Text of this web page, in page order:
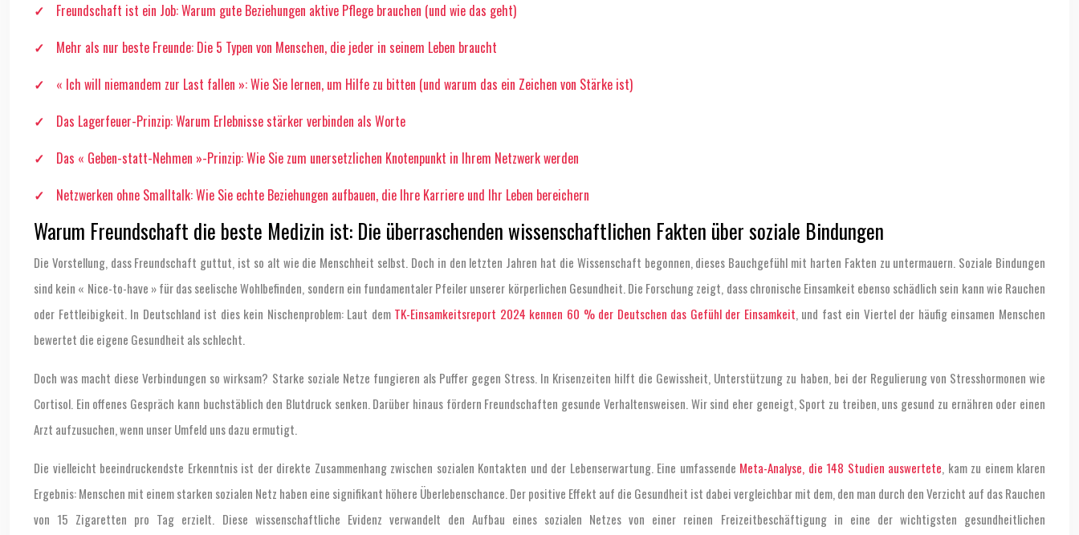
Freundschaft ist ein Job: Warum gute Beziehungen aktive Pflege brauchen (und wie das geht)
Mehr als nur beste Freunde: Die 5 Typen von Menschen, die jeder in seinem Leben braucht
« Ich will niemandem zur Last fallen »: Wie Sie lernen, um Hilfe zu bitten (und warum das ein Zeichen von Stärke ist)
Das Lagerfeuer-Prinzip: Warum Erlebnisse stärker verbinden als Worte
Das « Geben-statt-Nehmen »-Prinzip: Wie Sie zum unersetzlichen Knotenpunkt in Ihrem Netzwerk werden
Netzwerken ohne Smalltalk: Wie Sie echte Beziehungen aufbauen, die Ihre Karriere und Ihr Leben bereichern
Warum Freundschaft die beste Medizin ist: Die überraschenden wissenschaftlichen Fakten über soziale Bindungen
Die Vorstellung, dass Freundschaft guttut, ist so alt wie die Menschheit selbst. Doch in den letzten Jahren hat die Wissenschaft begonnen, dieses Bauchgefühl mit harten Fakten zu untermauern. Soziale Bindungen
sind kein « Nice-to-have » für das seelische Wohlbefinden, sondern ein fundamentaler Pfeiler unserer körperlichen Gesundheit. Die Forschung zeigt, dass chronische Einsamkeit ebenso schädlich sein kann wie Rauchen
oder Fettleibigkeit. In Deutschland ist dies kein Nischenproblem: Laut dem TK-Einsamkeitsreport 2024 kennen 60 % der Deutschen das Gefühl der Einsamkeit, und fast ein Viertel der häufig einsamen Menschen
bewertet die eigene Gesundheit als schlecht.
Doch was macht diese Verbindungen so wirksam? Starke soziale Netze fungieren als Puffer gegen Stress. In Krisenzeiten hilft die Gewissheit, Unterstützung zu haben, bei der Regulierung von Stresshormonen wie
Cortisol. Ein offenes Gespräch kann buchstäblich den Blutdruck senken. Darüber hinaus fördern Freundschaften gesunde Verhaltensweisen. Wir sind eher geneigt, Sport zu treiben, uns gesund zu ernähren oder einen
Arzt aufzusuchen, wenn unser Umfeld uns dazu ermutigt.
Die vielleicht beeindruckendste Erkenntnis ist der direkte Zusammenhang zwischen sozialen Kontakten und der Lebenserwartung. Eine umfassende Meta-Analyse, die 148 Studien auswertete, kam zu einem klaren
Ergebnis: Menschen mit einem starken sozialen Netz haben eine signifikant höhere Überlebenschance. Der positive Effekt auf die Gesundheit ist dabei vergleichbar mit dem, den man durch den Verzicht auf das Rauchen
von 15 Zigaretten pro Tag erzielt. Diese wissenschaftliche Evidenz verwandelt den Aufbau eines sozialen Netzes von einer reinen Freizeitbeschäftigung in eine der wichtigsten gesundheitlichen